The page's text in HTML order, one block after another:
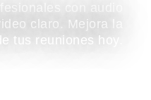
con audio
claro. Mejora la
tus reuniones hoy.